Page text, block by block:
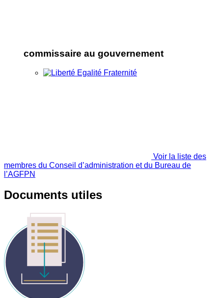
commissaire au gouvernement
Voir la liste des
membres du Conseil d’administration et du Bureau de
l’AGFPN
Documents utiles